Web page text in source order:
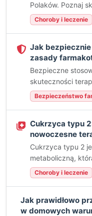
Polaków. Poznaj
Choroby i leczenie
Jak
zasady
Bezpieczne
skuteczności
Bezpieczeństwo
Cukrzyca typu
nowoczesne
Cukrzyca typu 2
metaboliczną,
Choroby i leczenie
Jak prawidłowo
w domowych